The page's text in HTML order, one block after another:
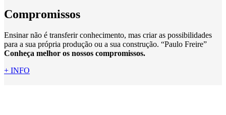
Compromissos
Ensinar não é transferir conhecimento, mas criar as possibilidades
para a sua própria produção ou a sua construção. “Paulo Freire”
Conheça melhor os nossos compromissos.
+ INFO